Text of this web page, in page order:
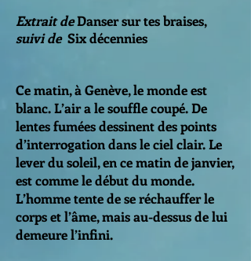
Extrait deDanser sur tes braises,
suivi de Six décennies
Ce matin, à Genève, le monde est
blanc. L’air a le souffle coupé. De
lentes fumées dessinent des points
d’interrogation dans le ciel clair. Le
lever du soleil, en ce matin de janvier,
est comme le début du monde.
L’homme tente de se réchauffer le
corps et l’âme, mais au-dessus de lui
demeure l’infini.